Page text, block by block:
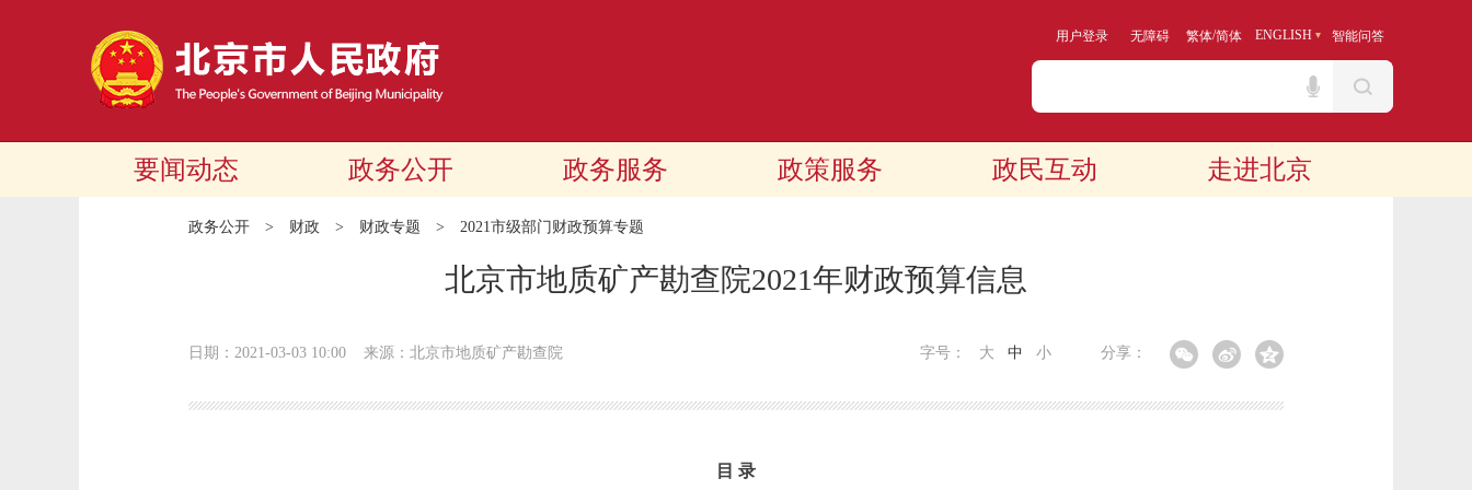
用户登录 无障碍 繁体/简体 ENGLISH 智能问答
要闻动态 政务公开 政务服务 政策服务 政民互动 走进北京
政务公开 > 财政 > 财政专题 > 2021市级部门财政预算专题
北京市地质矿产勘查院2021年财政预算信息
日期：2021-03-03 10:00 来源：北京市地质矿产勘查院 分享：
字号： 大 中 小
目 录